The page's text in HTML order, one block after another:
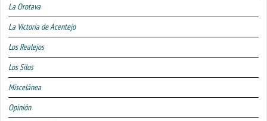
La Orotava
La Victoria de Acentejo
Los Realejos
Los Silos
Miscelánea
Opinión